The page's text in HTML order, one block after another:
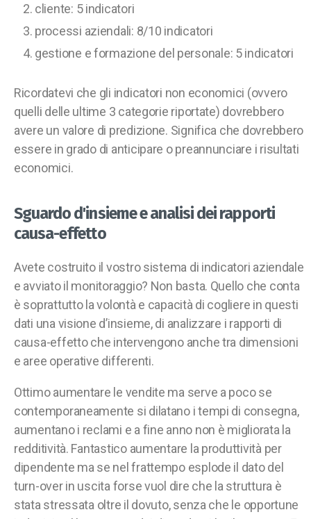
cliente: 5 indicatori
processi aziendali: 8/10 indicatori
gestione e formazione del personale: 5 indicatori
Ricordatevi che gli indicatori non economici (ovvero
quelli delle ultime 3 categorie riportate) dovrebbero
avere un valore di predizione. Significa che dovrebbero
essere in grado di anticipare o preannunciare i risultati
economici.
Sguardo d'insieme e analisi dei rapporti
causa-effetto
Avete costruito il vostro sistema di indicatori aziendale
e avviato il monitoraggio? Non basta. Quello che conta
è soprattutto la volontà e capacità di cogliere in questi
dati una visione d’insieme, di analizzare i rapporti di
causa-effetto che intervengono anche tra dimensioni
e aree operative differenti.
Ottimo aumentare le vendite ma serve a poco se
contemporaneamente si dilatano i tempi di consegna,
aumentano i reclami e a fine anno non è migliorata la
redditività. Fantastico aumentare la produttività per
dipendente ma se nel frattempo esplode il dato del
turn-over in uscita forse vuol dire che la struttura è
stata stressata oltre il dovuto, senza che le opportune